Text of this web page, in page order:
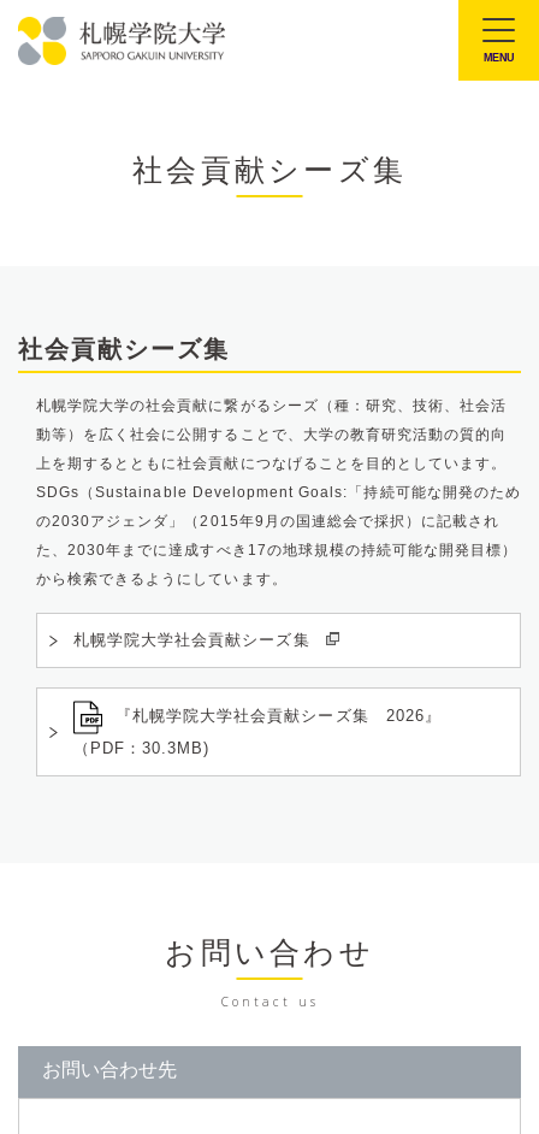
文
MENU
社会貢献シーズ集
社会貢献シーズ集
札幌学院大学の社会貢献に繋がるシーズ（種：研究、技術、社会活
動等）を広く社会に公開することで、大学の教育研究活動の質的向
上を期するとともに社会貢献につなげることを目的としています。
SDGs（Sustainable Development Goals:「持続可能な開発のため
の2030アジェンダ」（2015年9月の国連総会で採択）に記載され
た、2030年までに達成すべき17の地球規模の持続可能な開発目標）
から検索できるようにしています。
札幌学院大学社会貢献シーズ集
『札幌学院大学社会貢献シーズ集 2026』
（PDF：30.3MB)
お問い合わせ
Contact us
お問い合わせ先